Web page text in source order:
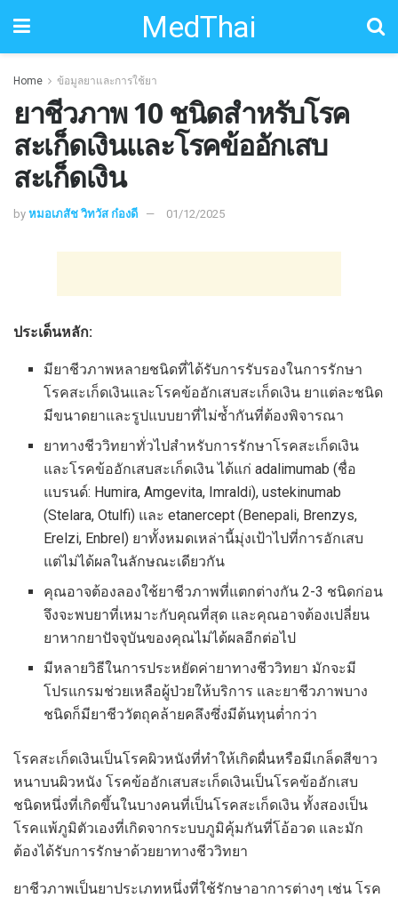
MedThai
Home ข้อมูลยาและการใช้ยา
ยาชีวภาพ 10 ชนิดสำหรับโรค
สะเก็ดเงินและโรคข้ออักเสบ
สะเก็ดเงิน
by หมอเภสัช วิทวัส ก๋องดี 01/12/2025
ประเด็นหลัก:
มียาชีวภาพหลายชนิดที่ได้รับการรับรองในการรักษา
โรคสะเก็ดเงินและโรคข้ออักเสบสะเก็ดเงิน ยาแต่ละชนิด
มีขนาดยาและรูปแบบยาที่ไม่ซ้ำกันที่ต้องพิจารณา
ยาทางชีววิทยาทั่วไปสำหรับการรักษาโรคสะเก็ดเงิน
และโรคข้ออักเสบสะเก็ดเงิน ได้แก่ adalimumab (ชื่อ
แบรนด์: Humira, Amgevita, Imraldi), ustekinumab
(Stelara, Otulfi) และ etanercept (Benepali, Brenzys,
Erelzi, Enbrel) ยาทั้งหมดเหล่านี้มุ่งเป้าไปที่การอักเสบ
แต่ไม่ได้ผลในลักษณะเดียวกัน
คุณอาจต้องลองใช้ยาชีวภาพที่แตกต่างกัน 2-3 ชนิดก่อน
จึงจะพบยาที่เหมาะกับคุณที่สุด และคุณอาจต้องเปลี่ยน
ยาหากยาปัจจุบันของคุณไม่ได้ผลอีกต่อไป
มีหลายวิธีในการประหยัดค่ายาทางชีววิทยา มักจะมี
โปรแกรมช่วยเหลือผู้ป่วยให้บริการ และยาชีวภาพบาง
ชนิดก็มียาชีววัตถุคล้ายคลึงซึ่งมีต้นทุนต่ำกว่า
โรคสะเก็ดเงินเป็นโรคผิวหนังที่ทำให้เกิดผื่นหรือมีเกล็ดสีขาว
หนาบนผิวหนัง โรคข้ออักเสบสะเก็ดเงินเป็นโรคข้ออักเสบ
ชนิดหนึ่งที่เกิดขึ้นในบางคนที่เป็นโรคสะเก็ดเงิน ทั้งสองเป็น
โรคแพ้ภูมิตัวเองที่เกิดจากระบบภูมิคุ้มกันที่โอ้อวด และมัก
ต้องได้รับการรักษาด้วยยาทางชีววิทยา
ยาชีวภาพเป็นยาประเภทหนึ่งที่ใช้รักษาอาการต่างๆ เช่น โรค